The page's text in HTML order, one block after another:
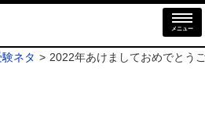
メニュー
ネタ 2022年あけましておめでとう